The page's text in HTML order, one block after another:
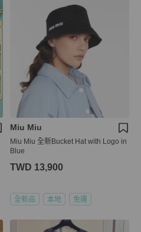
Miu Miu
Miu Miu 全新Bucket Hat with Logo in
Blue
TWD 13,900
全新品 本地 免運